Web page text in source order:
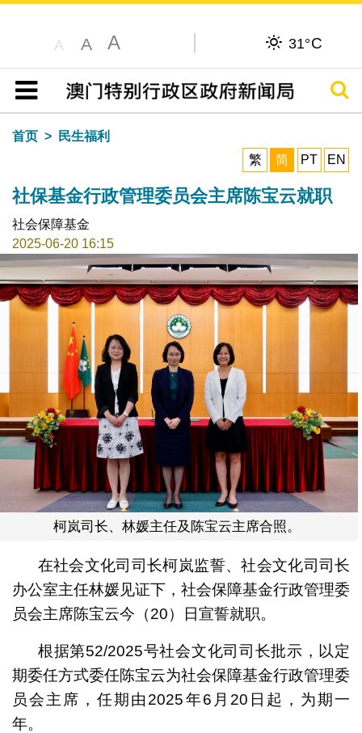
A A A 31°C
目录
搜寻
首页
民生福利
繁
简 PT EN
社保基金行政管理委员会主席陈宝云就职
社会保障基金
2025-06-20 16:15
柯岚司长、林媛主任及陈宝云主席合照。
在社会文化司司长柯岚监誓、社会文化司司长
办公室主任林媛见证下，社会保障基金行政管理委
员会主席陈宝云今（20）日宣誓就职。
根据第52/2025号社会文化司司长批示，以定
期委任方式委任陈宝云为社会保障基金行政管理委
员会主席，任期由2025年6月20日起，为期一
年。